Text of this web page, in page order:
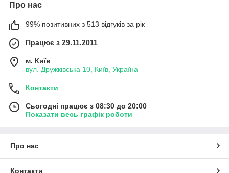
Про нас
99% позитивних з 513 відгуків за рік
Працює з 29.11.2011
м. Київ
вул. Дружківська 10, Київ, Україна
Контакти
Сьогодні працює з 08:30 до 20:00
Показати весь графік роботи
Про нас
Контакти